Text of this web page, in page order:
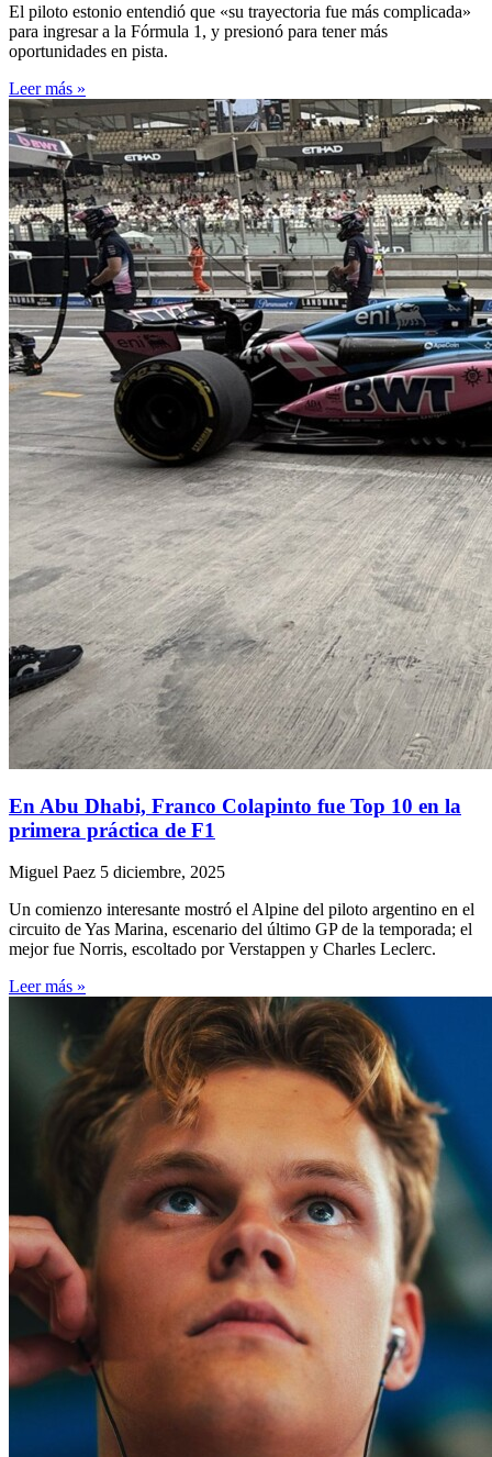
El piloto estonio entendió que «su trayectoria fue más complicada»
para ingresar a la Fórmula 1, y presionó para tener más
oportunidades en pista.
Leer más »
En Abu Dhabi, Franco Colapinto fue Top 10 en la
primera práctica de F1
Miguel Paez 5 diciembre, 2025
Un comienzo interesante mostró el Alpine del piloto argentino en el
circuito de Yas Marina, escenario del último GP de la temporada; el
mejor fue Norris, escoltado por Verstappen y Charles Leclerc.
Leer más »